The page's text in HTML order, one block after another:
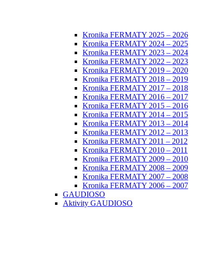
Kronika FERMATY 2025 – 2026
Kronika FERMATY 2024 – 2025
Kronika FERMATY 2023 – 2024
Kronika FERMATY 2022 – 2023
Kronika FERMATY 2019 – 2020
Kronika FERMATY 2018 – 2019
Kronika FERMATY 2017 – 2018
Kronika FERMATY 2016 – 2017
Kronika FERMATY 2015 – 2016
Kronika FERMATY 2014 – 2015
Kronika FERMATY 2013 – 2014
Kronika FERMATY 2012 – 2013
Kronika FERMATY 2011 – 2012
Kronika FERMATY 2010 – 2011
Kronika FERMATY 2009 – 2010
Kronika FERMATY 2008 – 2009
Kronika FERMATY 2007 – 2008
Kronika FERMATY 2006 – 2007
GAUDIOSO
Aktivity GAUDIOSO